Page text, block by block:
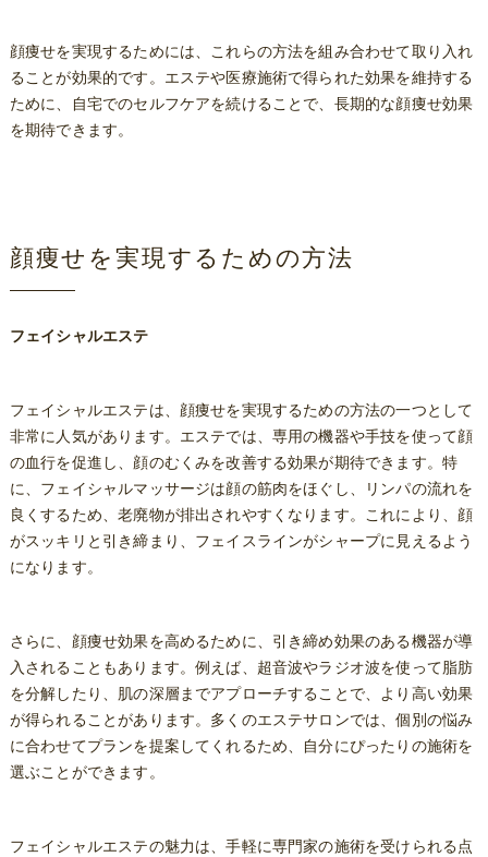
顔痩せを実現するためには、これらの方法を組み合わせて取り入れ
ることが効果的です。エステや医療施術で得られた効果を維持する
ために、自宅でのセルフケアを続けることで、長期的な顔痩せ効果
を期待できます。
顔痩せを実現するための方法
フェイシャルエステ
フェイシャルエステは、顔痩せを実現するための方法の一つとして
非常に人気があります。エステでは、専用の機器や手技を使って顔
の血行を促進し、顔のむくみを改善する効果が期待できます。特
に、フェイシャルマッサージは顔の筋肉をほぐし、リンパの流れを
良くするため、老廃物が排出されやすくなります。これにより、顔
がスッキリと引き締まり、フェイスラインがシャープに見えるよう
になります。
さらに、顔痩せ効果を高めるために、引き締め効果のある機器が導
入されることもあります。例えば、超音波やラジオ波を使って脂肪
を分解したり、肌の深層までアプローチすることで、より高い効果
が得られることがあります。多くのエステサロンでは、個別の悩み
に合わせてプランを提案してくれるため、自分にぴったりの施術を
選ぶことができます。
フェイシャルエステの魅力は、手軽に専門家の施術を受けられる点